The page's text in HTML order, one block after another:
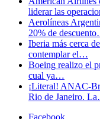
liderar las
Aerolíneas
20% de
Iberia más cerca
contemplar el…
Boeing realizo el
cual ya…
¡Literal! ANAC-
Rio de Janeiro.
Facebook